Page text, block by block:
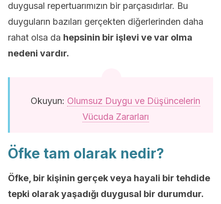
duygusal repertuarımızın bir parçasıdırlar. Bu
duyguların bazıları gerçekten diğerlerinden daha
rahat olsa da hepsinin bir işlevi ve var olma
nedeni vardır.
Okuyun: Olumsuz Duygu ve Düşüncelerin
Vücuda Zararları
Öfke tam olarak nedir?
Öfke, bir kişinin gerçek veya hayali bir tehdide
tepki olarak yaşadığı duygusal bir durumdur.